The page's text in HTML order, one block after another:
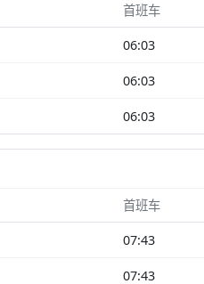
首班车
06:03
06:03
06:03
首班车
07:43
07:43